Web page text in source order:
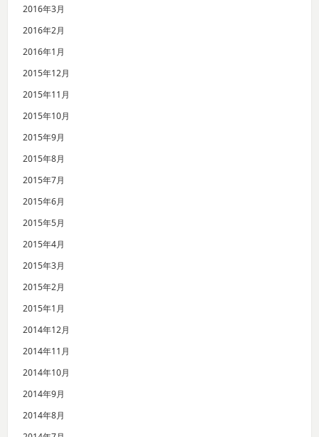
2016年3月
2016年2月
2016年1月
2015年12月
2015年11月
2015年10月
2015年9月
2015年8月
2015年7月
2015年6月
2015年5月
2015年4月
2015年3月
2015年2月
2015年1月
2014年12月
2014年11月
2014年10月
2014年9月
2014年8月